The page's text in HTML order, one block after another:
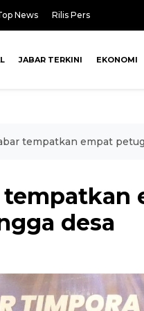
News Rilis Pers
JABAR TERKINI EKONOMI
tempatkan empat
desa